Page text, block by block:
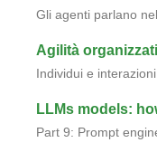
Gli agenti parlano
Agilità
Individui e
LLMs models:
Part 9: Prompt